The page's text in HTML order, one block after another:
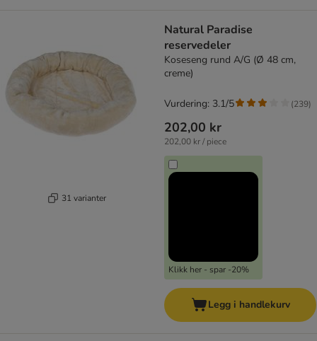
31 varianter
Natural Paradise
reservedeler
Koseseng rund A/G (Ø 48 cm,
creme)
202,00 kr
202,00 kr / piece
Klikk her - spar -20%
Vurdering: 3.1/5 (239)
Legg i handlekurv